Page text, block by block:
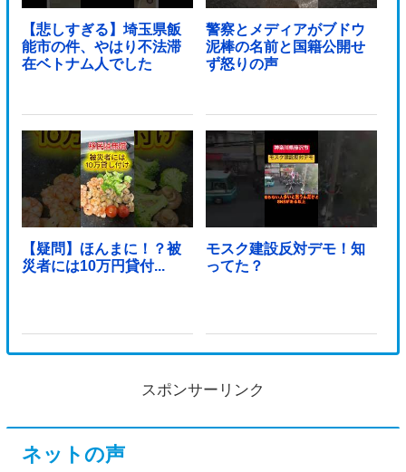
【悲しすぎる】埼玉県飯
能市の件、やはり不法滞
在ベトナム人でした
警察とメディアがブドウ
泥棒の名前と国籍公開せ
ず怒りの声
【疑問】ほんまに！？被
災者には10万円貸付...
モスク建設反対デモ！知
ってた？
スポンサーリンク
ネットの声